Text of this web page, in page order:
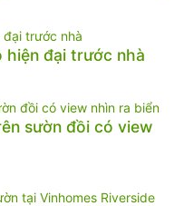
hiện đại trước nhà
sườn đồi có view